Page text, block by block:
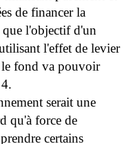
de financer la
que l'objectif d'un
l'effet de levier
le fond va pouvoir
serait une
qu'à force de
certains